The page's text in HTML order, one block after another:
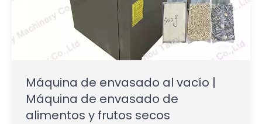
Máquina de envasado al vacío |
Máquina de envasado de
alimentos y frutos secos